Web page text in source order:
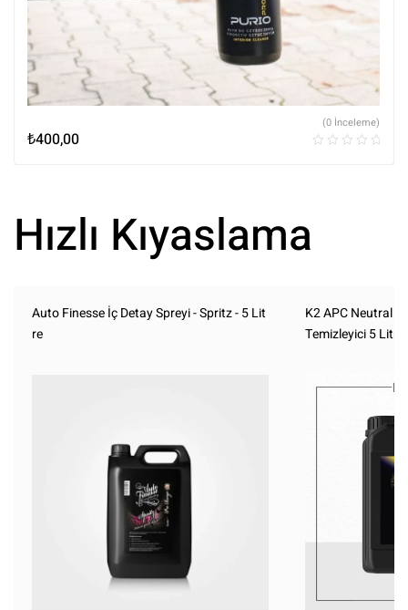
₺400,00
(0 İnceleme)
Hızlı Kıyaslama
Auto Finesse İç Detay Spreyi - Spritz - 5 Lit
re
K2 APC Neutral
Temizleyici 5 Litre